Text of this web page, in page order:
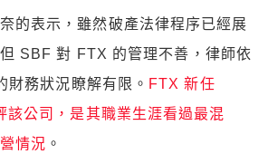
的表示，雖然破產法律程序已經展
SBF 對 FTX 的管理不善，律師依
財務狀況瞭解有限。 FTX 新任
該公司，是其職業生涯看過最混
情況 。